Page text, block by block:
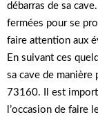
débarras de sa
fermées pour se
faire attention aux
En suivant ces
sa cave de manière
73160. Il est
l’occasion de faire